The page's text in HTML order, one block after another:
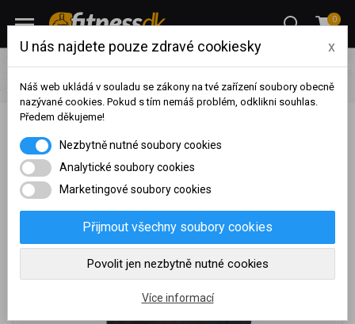
0
Pro ženy Fitness pomůcky pro ženy Slim pásy
POWER
SYSTEM - slimming belt WT PRO - 125cm black
POWER SYSTEM - slimming belt WT PRO - 125cm
black
dosaženého obratu za
sledované období, byl váš
účet přeřazen do jiné
skupiny:
U nás najdete pouze zdravé cookiesky x
Náš web ukládá v souladu se zákony na tvé zařízení soubory obecně
nazývané cookies. Pokud s tím nemáš problém, odklikni souhlas.
Předem děkujeme!
Nezbytně nutné soubory cookies
Analytické soubory cookies
Marketingové soubory cookies
Přijmout všechny soubory cookies
Povolit jen nezbytně nutné cookies
Více informací